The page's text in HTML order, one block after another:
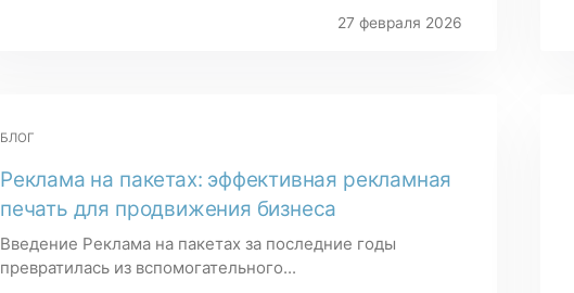
27 февраля 2026
БЛОГ
Реклама на пакетах: эффективная рекламная
печать для продвижения бизнеса
Введение Реклама на пакетах за последние годы
превратилась из вспомогательного...